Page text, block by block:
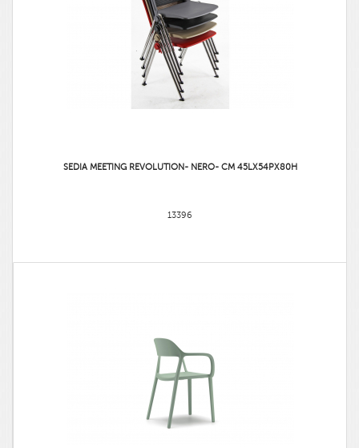
SEDIA MEETING REVOLUTION- NERO- CM 45LX54PX80H
13396